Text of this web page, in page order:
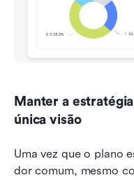
Manter a
única visão
Uma vez que o plano
dor comum, mesmo